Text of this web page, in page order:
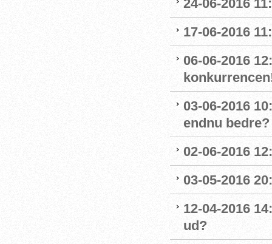
24-06-2016
17-06-2016
06-06-2016
03-06-2016
endnu bedre?
02-06-2016
03-05-2016
12-04-2016
ud?